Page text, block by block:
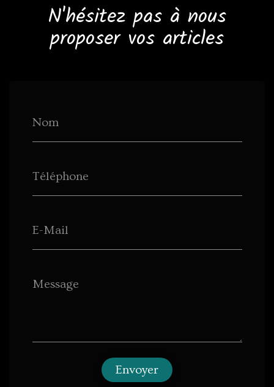
N'hésitez pas à nous
proposer vos articles
Nom
Téléphone
E-Mail
Message
Envoyer